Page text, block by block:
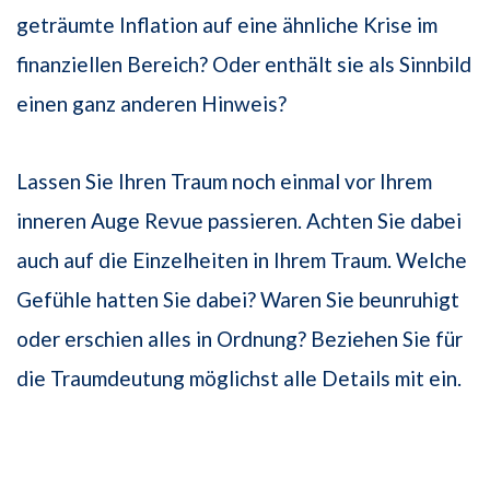
geträumte Inflation auf eine ähnliche Krise im
finanziellen Bereich? Oder enthält sie als Sinnbild
einen ganz anderen Hinweis?
Lassen Sie Ihren Traum noch einmal vor Ihrem
inneren Auge Revue passieren. Achten Sie dabei
auch auf die Einzelheiten in Ihrem Traum. Welche
Gefühle hatten Sie dabei? Waren Sie beunruhigt
oder erschien alles in Ordnung? Beziehen Sie für
die Traumdeutung möglichst alle Details mit ein.